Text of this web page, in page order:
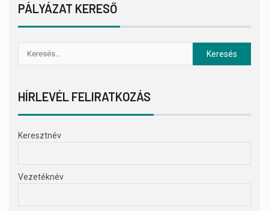
PÁLYÁZAT KERESŐ
HÍRLEVÉL FELIRATKOZÁS
Keresztnév
Vezetéknév